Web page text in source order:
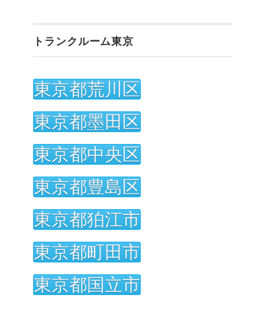
トランクルーム東京
東京都荒川区
東京都墨田区
東京都中央区
東京都豊島区
東京都狛江市
東京都町田市
東京都国立市